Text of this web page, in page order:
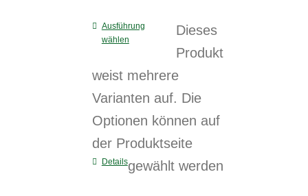
Ausführung
wählen
Dieses
Produkt
weist mehrere
Varianten auf. Die
Optionen können auf
der Produktseite
gewählt werden
Details